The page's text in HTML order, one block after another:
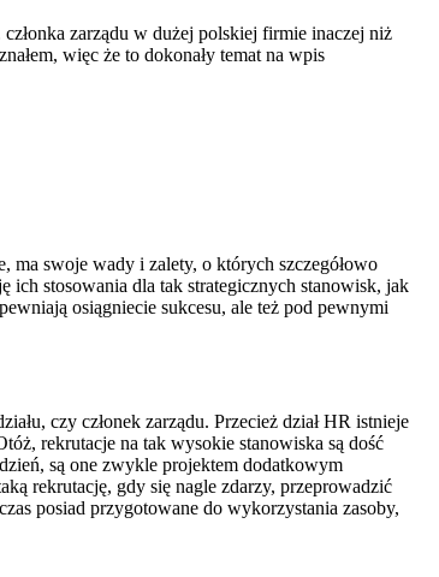
zarządu w dużej polskiej firmie inaczej niż
więc że to dokonały temat na wpis
ma swoje wady i zalety, o których szczegółowo
ich stosowania dla tak strategicznych stanowisk, jak
osiągniecie sukcesu, ale też pod pewnymi
czy członek zarządu. Przecież dział HR istnieje
rekrutacje na tak wysokie stanowiska są dość
są one zwykle projektem dodatkowym
rekrutację, gdy się nagle zdarzy, przeprowadzić
posiad przygotowane do wykorzystania zasoby,